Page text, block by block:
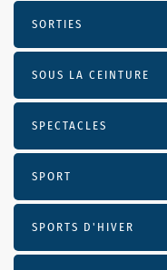
SORTIES
SOUS LA CEINTURE
SPECTACLES
SPORT
SPORTS D'HIVER